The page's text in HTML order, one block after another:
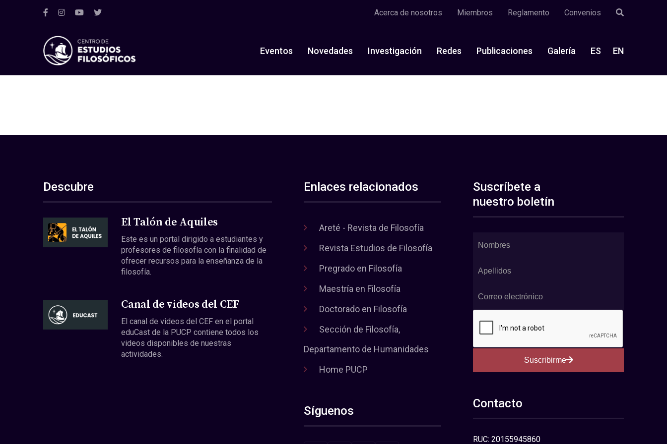
Acerca de nosotros Miembros Reglamento Convenios
Eventos Novedades Investigación Redes Publicaciones Galería ES EN
Descubre
El Talón de Aquiles
Este es un portal dirigido a estudiantes y
profesores de filosofía con la finalidad de
ofrecer recursos para la enseñanza de la
filosofía.
Canal de videos del CEF
El canal de videos del CEF en el portal
eduCast de la PUCP contiene todos los
videos disponibles de nuestras
actividades.
Enlaces relacionados
Areté - Revista de Filosofía
Revista Estudios de Filosofía
Pregrado en Filosofía
Maestría en Filosofía
Doctorado en Filosofía
Sección de Filosofía,
Departamento de Humanidades
Home PUCP
Síguenos
Suscríbete a
nuestro boletín
Suscribirme
Contacto
RUC: 20155945860